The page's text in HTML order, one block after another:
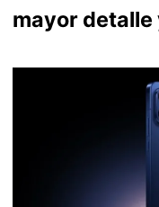
mayor detalle